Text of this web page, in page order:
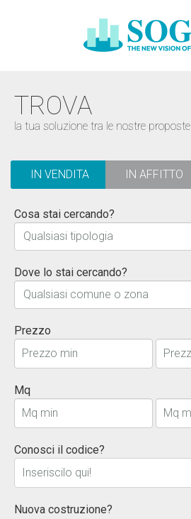
TROVA
la tua soluzione tra le nostre proposte
IN VENDITA IN AFFITTO
Cosa stai cercando?
Qualsiasi tipologia
Dove lo stai cercando?
Qualsiasi comune o zona
Prezzo
Mq
Conosci il codice?
Nuova costruzione?